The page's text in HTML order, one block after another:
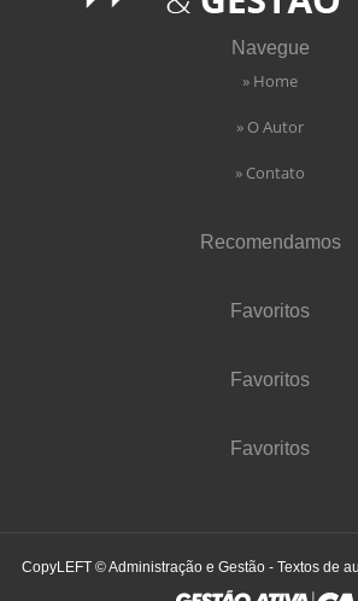
Navegue
» Home
» O Autor
» Contato
Recomendamos
Favoritos
Favoritos
Favoritos
CopyLEFT © Administração e Gestão - Textos de